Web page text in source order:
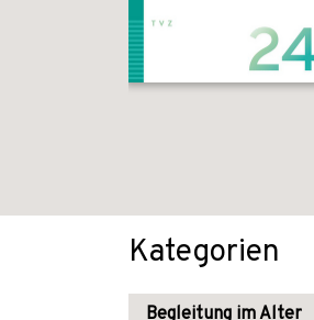
Kategorien
Begleitung im Alter